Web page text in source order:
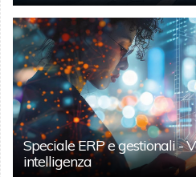
Speciale ERP e gestionali -
intelligenza